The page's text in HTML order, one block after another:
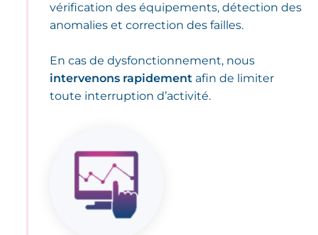
vérification des équipements, détection des
anomalies et correction des failles.
En cas de dysfonctionnement, nous
intervenons rapidement afin de limiter
toute interruption d’activité.